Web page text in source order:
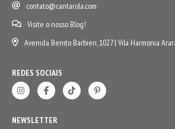
contato@cantarola.com
Visite o nosso Blog!
Avenida Benito Barbieri, 1027 | Vila Harmonia
REDES SOCIAIS
NEWSLETTER